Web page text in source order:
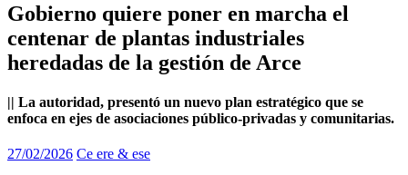
Gobierno quiere poner en marcha el
centenar de plantas industriales
heredadas de la gestión de Arce
|| La autoridad, presentó un nuevo plan estratégico que se
enfoca en ejes de asociaciones público-privadas y comunitarias.
27/02/2026 Ce ere & ese